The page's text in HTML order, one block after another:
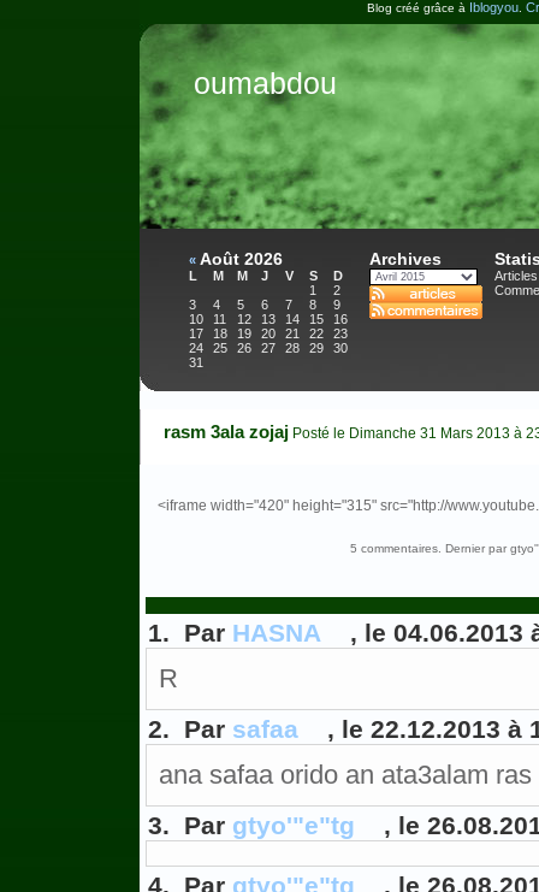
Blog créé grâce à Iblogyou
oumabdou
« Août 2026
L M M J V S
D
1
2
3
4 5 6 7 8
9
10
11 12 13 14 15
16
17
18 19 20 21 22
23
24
25 26 27 28 29
30
31
Archives
rasm 3ala zojaj Posté le Dimanche 31 Mars 2013 à
<iframe width="420" height="315" src="http://
5 commentaires. Dernier par
1. Par HASNA , le 04.06.2013
R
2. Par safaa , le 22.12.2013 à
ana safaa orido an ata3alam
3. Par gtyo'"e"tg , le
4. Par gtyo'"e"tg , le